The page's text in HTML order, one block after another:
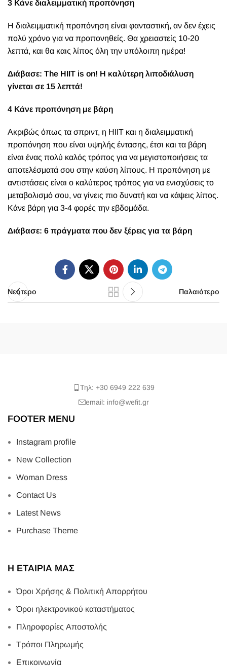
3 Κάνε διαλειμματική προπόνηση
Η διαλειμματική προπόνηση είναι φανταστική, αν δεν έχεις
πολύ χρόνο για να προπονηθείς. Θα χρειαστείς 10-20
λεπτά, και θα καις λίπος όλη την υπόλοιπη ημέρα!
Διάβασε: The HIIT is on! Η καλύτερη λιποδιάλυση
γίνεται σε 15 λεπτά!
4 Κάνε προπόνηση με βάρη
Ακριβώς όπως τα σπριντ, η HIIT και η διαλειμματική
προπόνηση που είναι υψηλής έντασης, έτσι και τα βάρη
είναι ένας πολύ καλός τρόπος για να μεγιστοποιήσεις τα
αποτελέσματά σου στην καύση λίπους. Η προπόνηση με
αντιστάσεις είναι ο καλύτερος τρόπος για να ενισχύσεις το
μεταβολισμό σου, να γίνεις πιο δυνατή και να κάψεις λίπος.
Κάνε βάρη για 3-4 φορές την εβδομάδα.
Διάβασε: 6 πράγματα που δεν ξέρεις για τα βάρη
Νεότερο Παλαιότερο
Τηλ: +30 6949 222 639
email: info@wefit.gr
FOOTER MENU
Instagram profile
New Collection
Woman Dress
Contact Us
Latest News
Purchase Theme
Η ΕΤΑΙΡΙΑ ΜΑΣ
Όροι Χρήσης & Πολιτική Απορρήτου
Όροι ηλεκτρονικού καταστήματος
Πληροφορίες Αποστολής
Τρόποι Πληρωμής
Επικοινωνία